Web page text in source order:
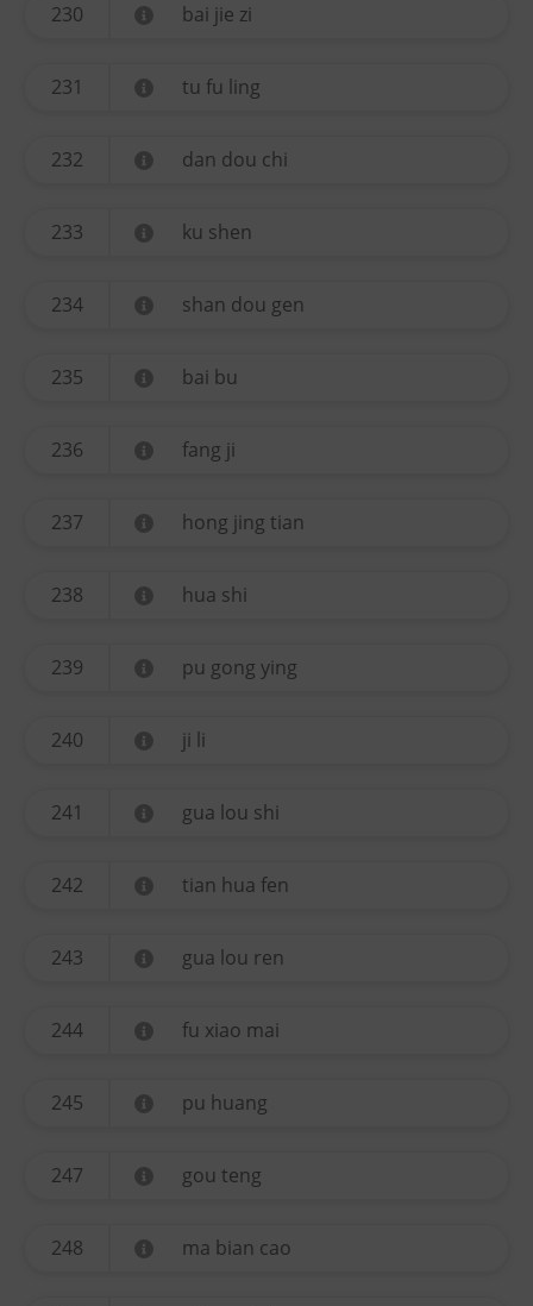
230 bai jie zi
231 tu fu ling
232 dan dou chi
233 ku shen
234 shan dou gen
235 bai bu
236 fang ji
237 hong jing tian
238 hua shi
239 pu gong ying
240 ji li
241 gua lou shi
242 tian hua fen
243 gua lou ren
244 fu xiao mai
245 pu huang
247 gou teng
248 ma bian cao